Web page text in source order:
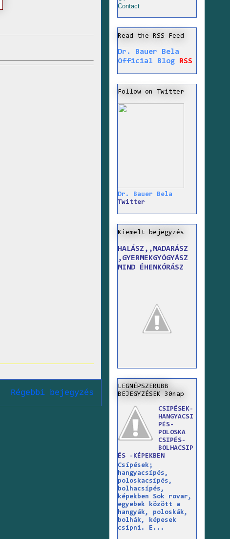
Régebbi bejegyzés
Contact
Read the RSS Feed
Dr. Bauer Bela
Official Blog
RSS
Follow on Twitter
Dr. Bauer Bela
Twitter
Kiemelt bejegyzés
HALÁSZ,,MADARÁSZ
,GYERMEKGYÓGYÁSZ
MIND ÉHENKÓRÁSZ
LEGNÉPSZERUBB
BEJEGYZÉSEK 30nap
CSIPÉSEK-
HANGYACSI
PÉS-
POLOSKA
CSIPÉS-
BOLHACSIP
ÉS -KÉPEKBEN
Csípések;
hangyacsípés,
poloskacsípés,
bolhacsípés,
képekben Sok rovar,
egyebek között a
hangyák, poloskák,
bolhák, képesek
csípni. E...